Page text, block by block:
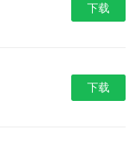
下载
下载